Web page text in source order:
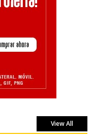
View All